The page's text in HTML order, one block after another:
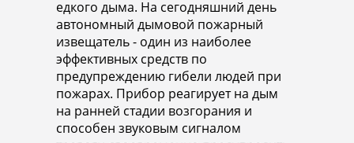
едкого дыма. На сегодняшний день
автономный дымовой пожарный
извещатель - один из наиболее
эффективных средств по
предупреждению гибели людей при
пожарах. Прибор реагирует на дым
на ранней стадии возгорания и
способен звуковым сигналом